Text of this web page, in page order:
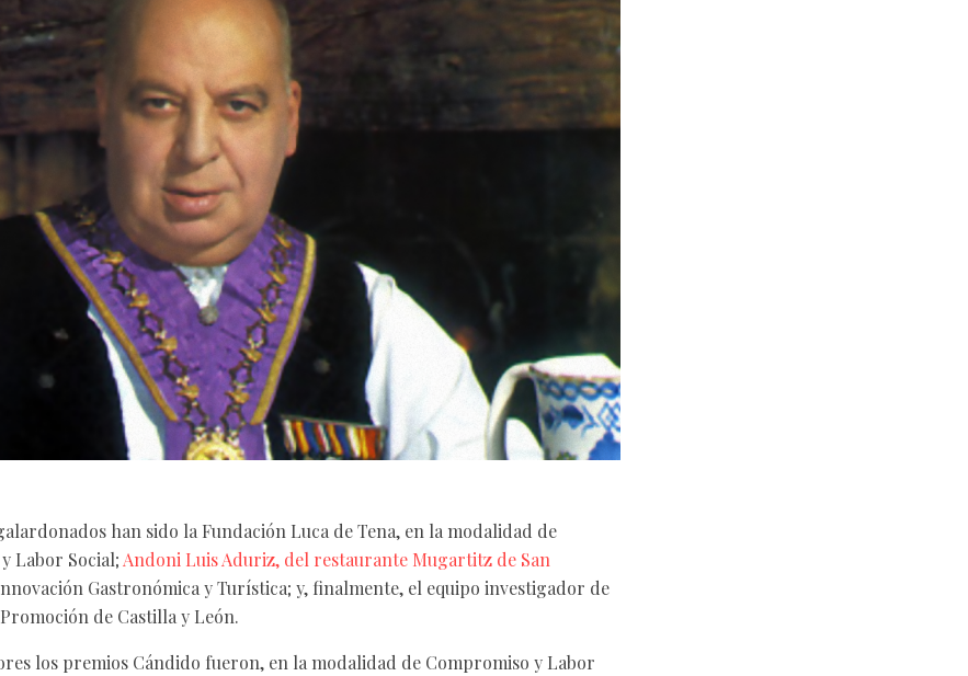
han sido la Fundación Luca de Tena, en la modalidad de
Labor Social;Andoni Luis Aduriz, del restaurante Mugartitz de San
Gastronómica y Turística; y, finalmente, el equipo investigador de
de Castilla y León.
los premios Cándido fueron, en la modalidad de Compromiso y Labor